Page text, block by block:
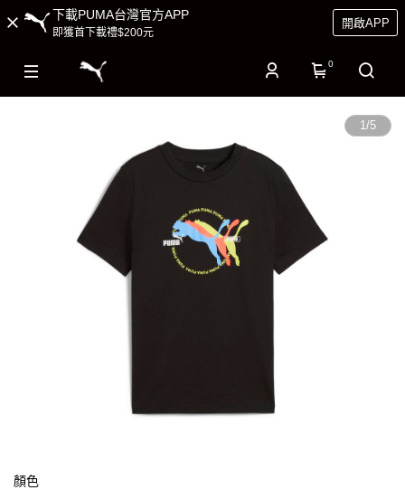
下載PUMA台灣官方APP
即獲首下載禮$200元
開啟APP
0
1/5
顏色